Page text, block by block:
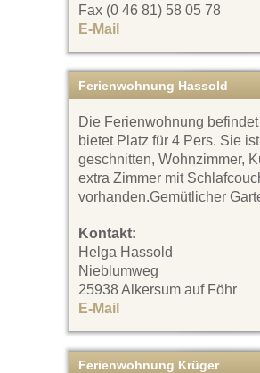
Fax (0 46 81) 58 05 78
E-Mail
Ferienwohnung Hassold
Die Ferienwohnung
bietet Platz für 4 Pers. Sie
geschnitten, Wohnzimmer,
extra Zimmer mit
vorhanden.Gemütlicher
Kontakt:
Helga Hassold
Nieblumweg
25938 Alkersum auf Föhr
E-Mail
Ferienwohnung Krüger